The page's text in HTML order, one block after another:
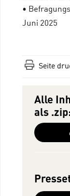
•
Juni 2025
Seite
Alle
als